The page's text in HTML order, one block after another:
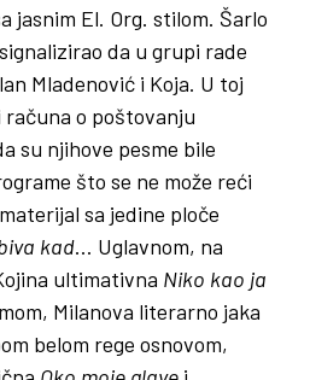
jasnim El. Org. stilom. Šarlo
da u grupi rade
Mladenović i Koja. U toj
o poštovanju
su njihove pesme bile
što se ne može reći
sa jedine ploče
kad… Uglavnom, na
ultimativna Niko kao ja
Milanova literarno jaka
belom rege osnovom,